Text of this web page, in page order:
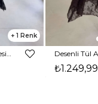
1
₺1.249,99